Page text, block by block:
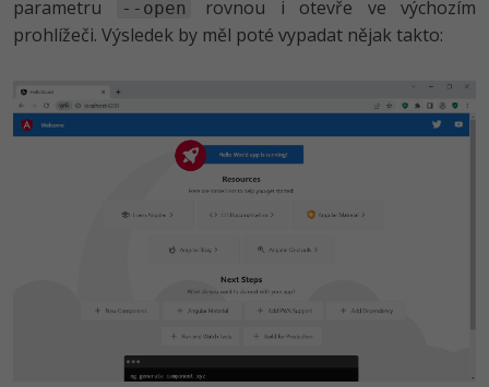
parametru
--open
rovnou i otevře ve výchozím
prohlížeči. Výsledek by měl poté vypadat nějak takto: